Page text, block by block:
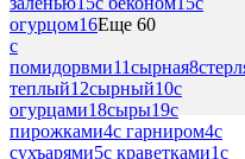
огурцом16Еще 60
с
помидорвми11сырная8
теплый12сырный10с
огурцами18сыры19с
пирожками4с гарниром4с
сухъарями5с краветками1с